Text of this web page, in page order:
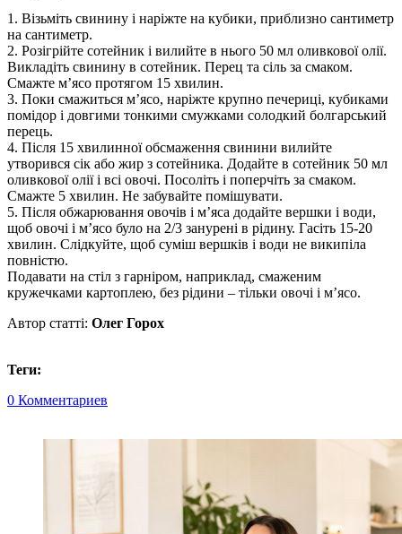
1. Візьміть свинину і наріжте на кубики, приблизно сантиметр
на сантиметр.
2. Розігрійте сотейник і вилийте в нього 50 мл оливкової олії.
Викладіть свинину в сотейник. Перец та сіль за смаком.
Смажте м’ясо протягом 15 хвилин.
3. Поки смажиться м’ясо, наріжте крупно печериці, кубиками
помідор і довгими тонкими смужками солодкий болгарський
перець.
4. Після 15 хвилинної обсмаження свинини вилийте
утворився сік або жир з сотейника. Додайте в сотейник 50 мл
оливкової олії і всі овочі. Посоліть і поперчіть за смаком.
Смажте 5 хвилин. Не забувайте помішувати.
5. Після обжарювання овочів і м’яса додайте вершки і води,
щоб овочі і м’ясо було на 2/3 занурені в рідину. Гасіть 15-20
хвилин. Слідкуйте, щоб суміш вершків і води не википіла
повністю.
Подавати на стіл з гарніром, наприклад, смаженим
кружечками картоплею, без рідини – тільки овочі і м’ясо.
Автор статті: Олег Горох
Теги:
0 Комментариев